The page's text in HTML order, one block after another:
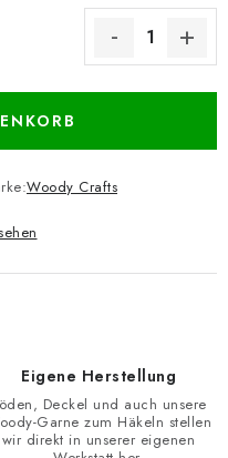
Woody Crafts
Eigene Herstellung
Deckel und auch unsere
Garne zum Häkeln stellen
wir direkt in unserer eigenen